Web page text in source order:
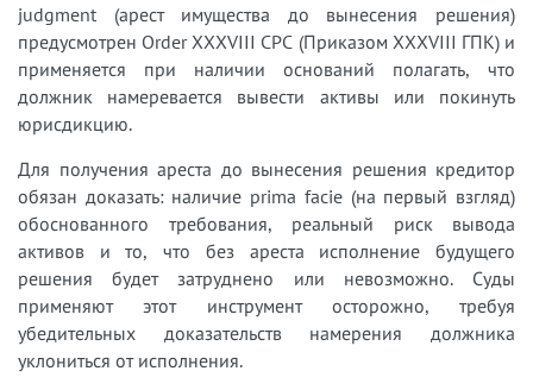
judgment (арест имущества до вынесения решения)
предусмотрен Order XXXVIII CPC (Приказом XXXVIII ГПК) и
применяется при наличии оснований полагать, что
должник намеревается вывести активы или покинуть
юрисдикцию.
Для получения ареста до вынесения решения кредитор
обязан доказать: наличие prima facie (на первый взгляд)
обоснованного требования, реальный риск вывода
активов и то, что без ареста исполнение будущего
решения будет затруднено или невозможно. Суды
применяют этот инструмент осторожно, требуя
убедительных доказательств намерения должника
уклониться от исполнения.